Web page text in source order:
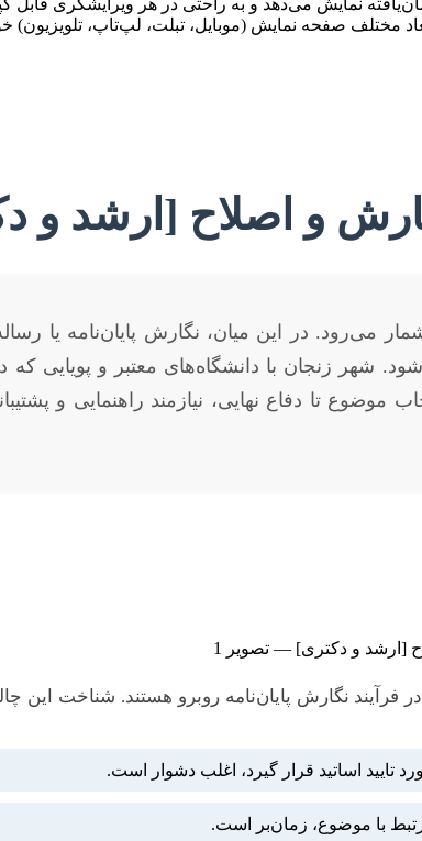
مختلف صفحه نمایش (موبایل، تبلت، لپ‌تاپ، تلویزیون)
و اصلاح [ارشد و
در این میان، نگارش پایان‌نامه یا رساله
زنجان با دانشگاه‌های معتبر و پویایی که
تا دفاع نهایی، نیازمند راهنمایی و
نگارش پایان‌نامه روبرو هستند. شناخت این
تایید اساتید قرار گیرد، اغلب دشوار است.
با موضوع، زمان‌بر است.